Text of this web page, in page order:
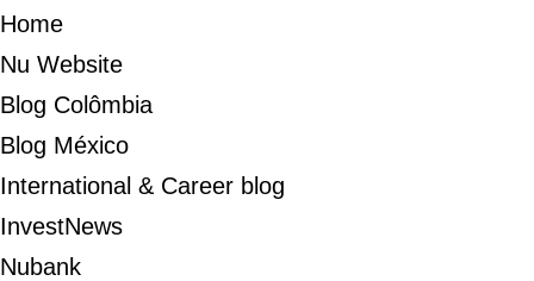
Home
Nu Website
Blog Colômbia
Blog México
International & Career blog
InvestNews
Nubank